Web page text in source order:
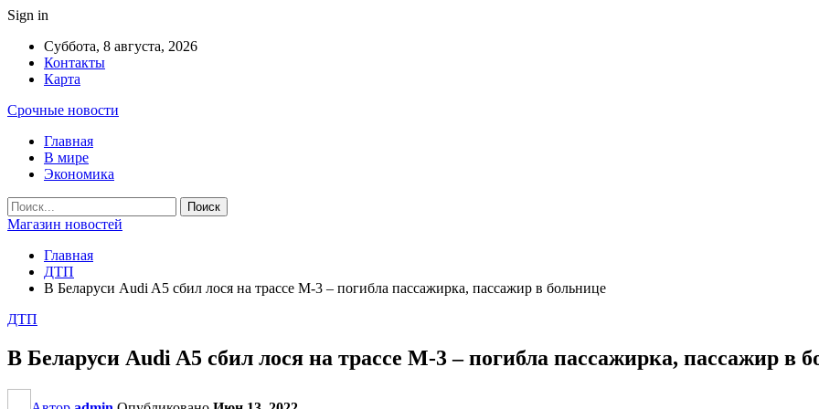
Sign in
Суббота, 8 августа, 2026
Контакты
Карта
Срочные новости
Главная
В мире
Экономика
Магазин новостей
Главная
ДТП
В Беларуси Audi A5 сбил лося на трассе М-3 – погибла пассажирка, пассажир в больнице
ДТП
В Беларуси Audi A5 сбил лося на трассе М-3 – погибла пассажирка, пассажир в